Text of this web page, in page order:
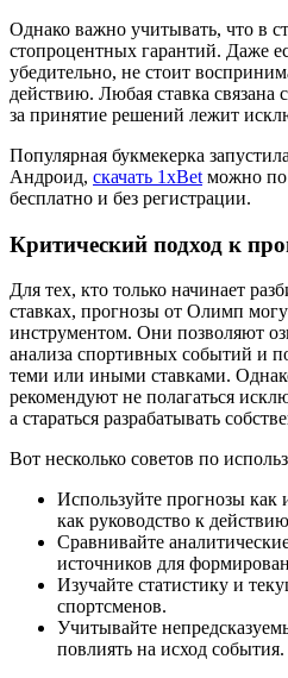
Однако важно учитывать, что в
стопроцентных гарантий. Даже
убедительно, не стоит
действию. Любая ставка связана
за принятие решений лежит
Популярная букмекерка
Андроид, скачать 1xBet можно по
бесплатно и без регистрации.
Критический подход к
Для тех, кто только начинает
ставках, прогнозы от Олимп
инструментом. Они позволяют
анализа спортивных событий и
теми или иными ставками.
рекомендуют не полагаться
а стараться разрабатывать
Вот несколько советов по
Используйте прогнозы
как руководство к
Сравнивайте
источников для
Изучайте статистику и
спортсменов.
Учитывайте
повлиять на исход события.